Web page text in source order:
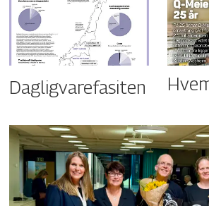
Dagligvarefasiten